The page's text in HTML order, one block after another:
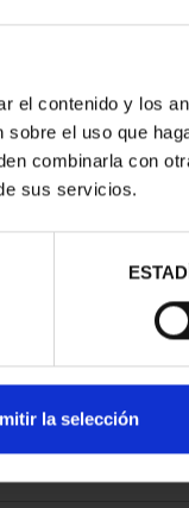
el contenido y los
el uso que
combinarla con
sus servicios.
la selección